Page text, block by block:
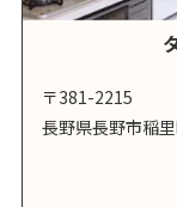
〒381-2215
長野県長野市稲